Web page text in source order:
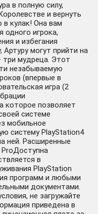
в полную силу,
и вернуть
кулак! Она вам
игрока,
и избегания
могут прийти на
мудреца. Этот
незабываемую
(впервые в
игра (2
которое позволяет
системе
мобильное
систему PlayStation4
ней. Расширенные
ProДоступна
в
PlayStation
программ и любыми
документами.
не загружайте
приведена в